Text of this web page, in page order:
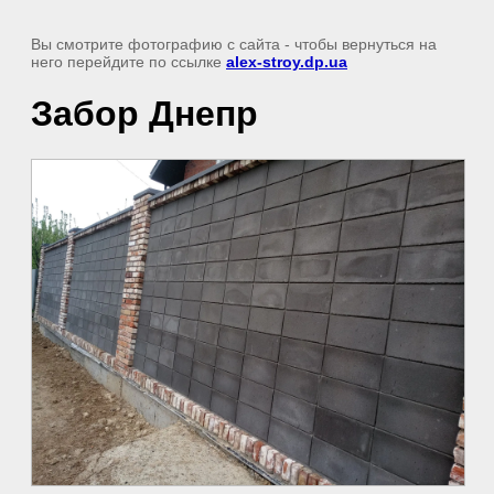
Вы смотрите фотографию с сайта - чтобы вернуться на
него перейдите по ссылке alex-stroy.dp.ua
Забор Днепр